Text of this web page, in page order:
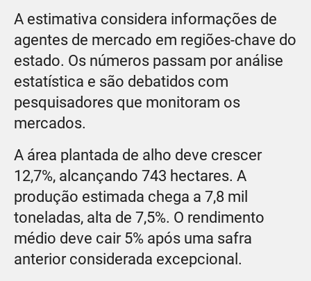
A estimativa considera informações de
agentes de mercado em regiões-chave do
estado. Os números passam por análise
estatística e são debatidos com
pesquisadores que monitoram os
mercados.
A área plantada de alho deve crescer
12,7%, alcançando 743 hectares. A
produção estimada chega a 7,8 mil
toneladas, alta de 7,5%. O rendimento
médio deve cair 5% após uma safra
anterior considerada excepcional.